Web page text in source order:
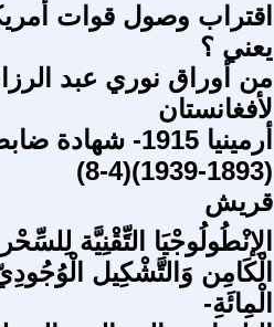
اقتراب وصول قوات
يعني ؟
من أوراق نوري عبد
لأفغانستان
أرمينيا 1915-
(1893-1939)(4-8)
قريش
الِإنْطُولُوجْيَا التِّقْنِيَّة
الْكَامِن وَالتَّشْكِيل
الْمِائَةِ-